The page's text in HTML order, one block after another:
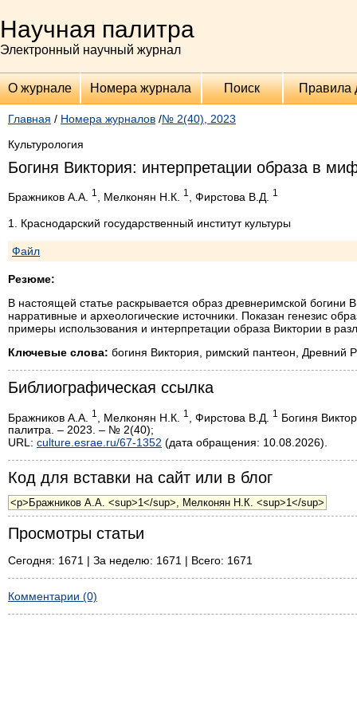
Научная палитра
Электронный научный журнал
О журнале Номера журнала Поиск Правила
Главная / Номера журналов /№ 2(40), 2023
Культурология
Богиня Виктория: интерпретации образа в
Бражников А.А. 1 , Мелконян Н.К. 1 , Фирстова В.Д. 1
1. Краснодарский государственный институт культуры
Файл
Резюме:
В настоящей статье раскрывается образ древнеримской богини
нарративные и археологические источники. Показан генезис
примеры использования и интерпретации образа Виктории в
Ключевые слова: богиня Виктория, римский пантеон, Древний
Библиографическая ссылка
Бражников А.А. 1 , Мелконян Н.К. 1 , Фирстова В.Д. 1
Богиня
палитра. – 2023. – № 2(40);
URL: culture.esrae.ru/67-1352 (дата обращения: 10.08.2026).
Код для вставки на сайт или в блог
Просмотры статьи
Сегодня: 1671 | За неделю: 1671 | Всего: 1671
Комментарии (0)